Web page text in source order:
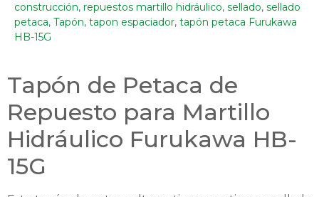
construcción, repuestos martillo hidráulico, sellado, sellado
petaca, Tapón, tapon espaciador, tapón petaca Furukawa
HB-15G
Tapón de Petaca de
Repuesto para Martillo
Hidráulico Furukawa HB-
15G